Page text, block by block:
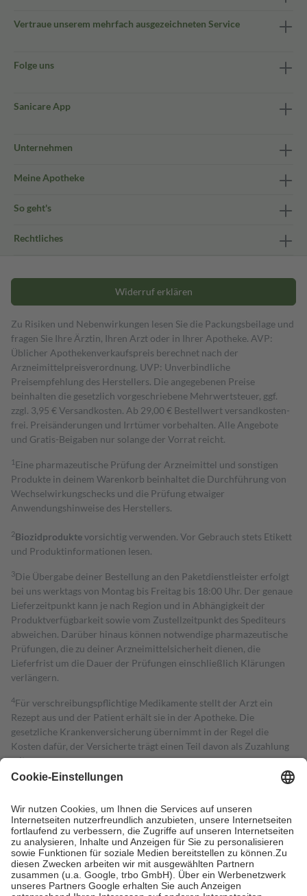
Vertraue unserem mehrfach ausgezeichneten Service
Folge uns
Sanicare App
Unternehmen
Meine Apotheke
So geht's
Rechtliches
Widerruf erklären
Zu Risiken und Nebenwirkungen lesen Sie die Packungsbeilage und
fragen Sie Ihre Ärztin, Ihren Arzt oder in Ihrer Apotheke. AVP:
Üblicher Apothekenverkaufspreis berechnet nach der
Arzneimittelpreisverordnung. UVP: Unverbindliche
Preisempfehlung des Herstellers. Die angegebenen Preise
beinhalten die gesetzlich vorgeschriebene Mehrwertsteuer, ggf.
zzgl. 3,95 € Versandkosten. Ab 29,00 € Bestell­wert versand­kosten­
frei. Preisänderungen und Irrtümer vorbehalten. Alle Angebote
und Gratis-Beigaben nur solange der Vorrat reicht.
1 Eine pharmazeutische Prüfung der Arzneimittel und sonstigen
Produkte in deinem Warenkorb beinhaltet die Durchführung von
Wechselwirkungschecks und die Prüfung etwaiger
Anwendungshinweise des Herstellers.
2Biozidproduktevorsichtig verwenden. Vor Gebrauch stets Etikett
und Produktinformationen lesen.
3Die Übergabe deiner Bestellung an den Paketdienstleister erfolgt
bei uns werktags von Montag bis Freitag bis 18:00 Uhr. Der genaue
Lieferzeitpunkt kann je nach Region und in Abhängigkeit der
Produktverfügbarkeit sowie vom Zustellzeitpunkt des Spediteurs
abweichen. Darüber hinaus können notwendige pharmazeutische
Prüfungen, die zu deiner Arzneimittelsicherheit dienen, die
Lieferfrist um die Dauer der Prüfungen einschließlich Klärungen
verlängern.
4Für verschreibungspflichtige Medikamente stellt der Arzt ein
Rezept aus und der Patient erhält sie in der Apotheke. Die
gesetzliche Krankenversicherung übernimmt in der Regel die
Kosten dafür, der Versicherte trägt einen Teil davon als Zuzahlung
mit.
Grundsätzlich leisten Mitglieder Zuzahlungen in Höhe von zehn
höchstens zehn Euro.
Es sind jedoch nie mehr als die tatsächlichen
Kosten der Leistung zu entrichten.
Diese Regeln gelten grundsätzlich auch für Online-Apotheken.
Bei Heilmitteln und häuslicher Krankenpflege beträgt die
Zuzahlung zehn Prozent der Kosten sowie zehn Euro je
Verordnung.
Um das Engagement der Versicherten für ihre eigene Gesundheit zu